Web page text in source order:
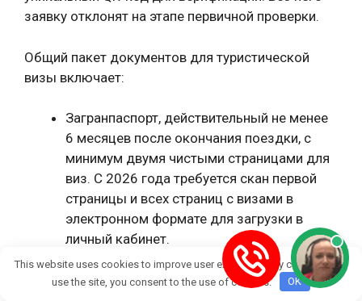
заявку отклонят на этапе первичной проверки.
Общий пакет документов для туристической
визы включает:
Загранпаспорт, действительный не менее
6 месяцев после окончания поездки, с
минимум двумя чистыми страницами для
виз. С 2026 года требуется скан первой
страницы и всех страниц с визами в
электронном формате для загрузки в
личный кабинет.
Заполненную онлайн-анкету с
электронной подписью — теперь анкета
This website uses cookies to improve user experience. By continuing to
use the site, you consent to the use of cookies.
OK